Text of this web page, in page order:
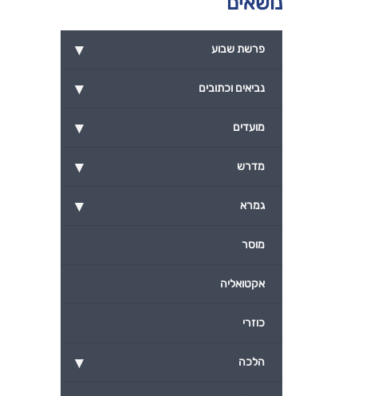
▾ פרשת שבוע
▾ נביאים וכתובים
▾ מועדים
▾ מדרש
▾ גמרא
מוסר
אקטואליה
כוזרי
▾ הלכה